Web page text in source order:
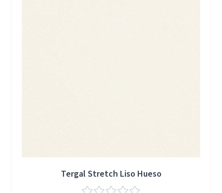
Tergal Stretch Liso Hueso